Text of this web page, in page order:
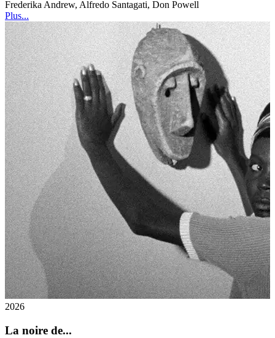
Frederika Andrew, Alfredo Santagati, Don Powell
Plus...
2026
La noire de...